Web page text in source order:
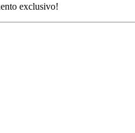
exclusivo!